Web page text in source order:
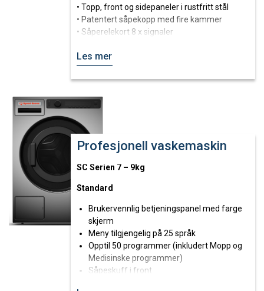
• Topp, front og sidepaneler i rustfritt stål
• Patentert såpekopp med fire kammer
• Såperelekort 8 x signaler
• Kraftig hengslet dør
• Ekstern tilkobling for flytende såpe
• Kan monteres på alle typer gulv
• Enkel tilgang til alle viktige deler
Produktkatalog
Les mer
Profesjonell vaskemaskin
SC Serien 7 – 9kg
Standard
Brukervennlig betjeningspanel med farge
skjerm
Meny tilgjengelig på 25 språk
Opptil 50 programmer (inkludert Mopp og
Medisinske programmer)
Såpeskuff i front